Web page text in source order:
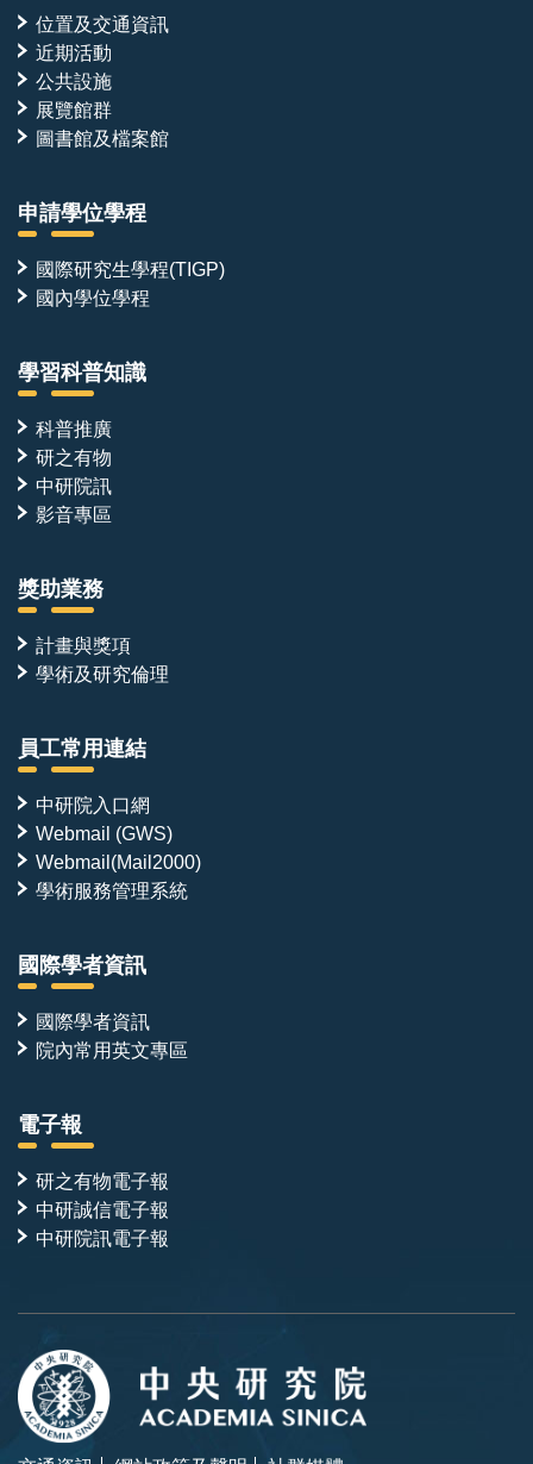
位置及交通資訊
近期活動
公共設施
展覽館群
圖書館及檔案館
申請學位學程
國際研究生學程(TIGP)
國內學位學程
學習科普知識
科普推廣
研之有物
中研院訊
影音專區
獎助業務
計畫與獎項
學術及研究倫理
員工常用連結
中研院入口網
Webmail (GWS)
Webmail(Mail2000)
學術服務管理系統
國際學者資訊
國際學者資訊
院內常用英文專區
電子報
研之有物電子報
中研誠信電子報
中研院訊電子報